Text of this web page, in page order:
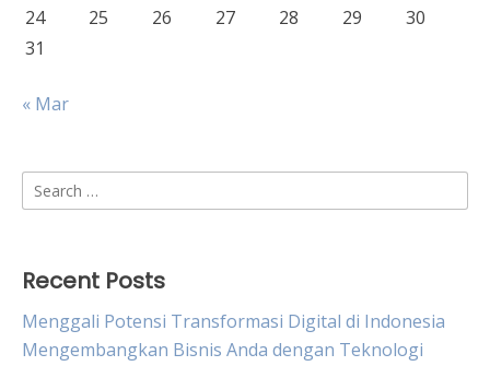
24
25 26 27 28 29
30
31
« Mar
Search
for:
Recent Posts
Menggali Potensi Transformasi Digital di Indonesia
Mengembangkan Bisnis Anda dengan Teknologi